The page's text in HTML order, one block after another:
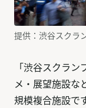
提供：渋谷スクラ
「渋谷スクラ
メ・展望施設な
規模複合施設で